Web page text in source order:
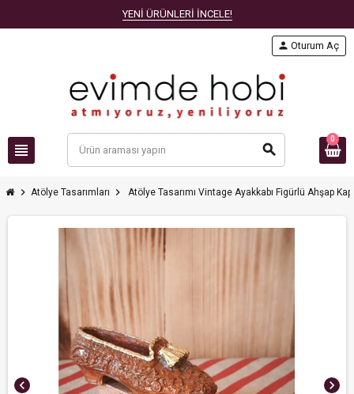
YENİ ÜRÜNLERİ İNCELE!
view_headline search
person Oturum Aç
0
chevron_right Atölye Tasarımları chevron_right Atölye Tasarımı Vintage Ayakkabı Figürlü Ahşap
chevron_left chevron_right